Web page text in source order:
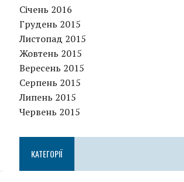
Січень 2016
Грудень 2015
Листопад 2015
Жовтень 2015
Вересень 2015
Серпень 2015
Липень 2015
Червень 2015
КАТЕГОРІЇ